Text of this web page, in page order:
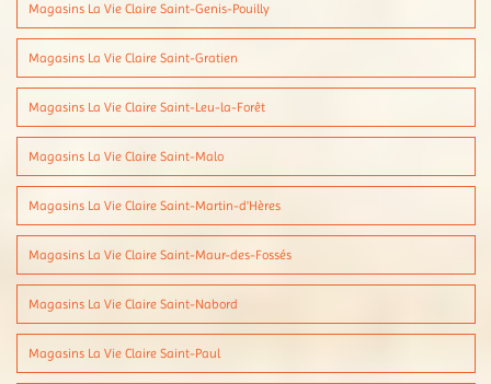
Magasins La Vie Claire Saint-Genis-Pouilly
Magasins La Vie Claire Saint-Gratien
Magasins La Vie Claire Saint-Leu-la-Forêt
Magasins La Vie Claire Saint-Malo
Magasins La Vie Claire Saint-Martin-d'Hères
Magasins La Vie Claire Saint-Maur-des-Fossés
Magasins La Vie Claire Saint-Nabord
Magasins La Vie Claire Saint-Paul